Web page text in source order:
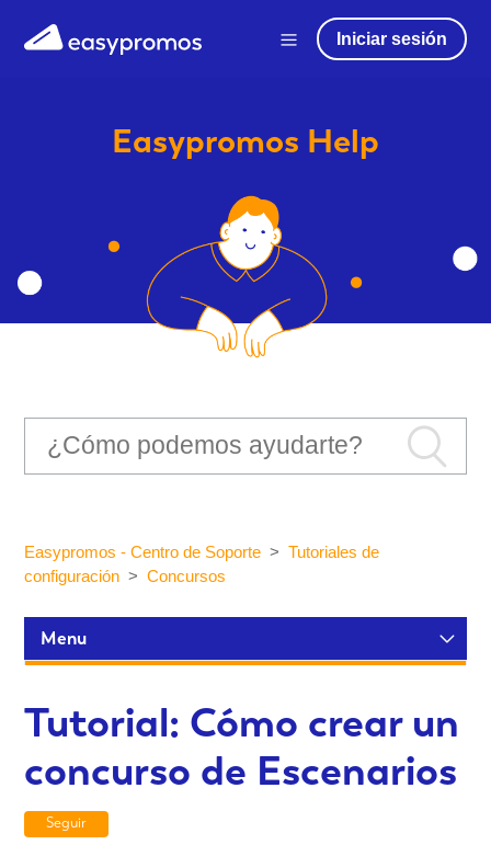
Iniciar sesión
Easypromos Help
Easypromos - Centro de Soporte
Tutoriales de
configuración
Concursos
Menu
Participantes y estadísticas
Personalización y Diseño
Tutorial: Cómo crear un
concurso de Escenarios
Seguir